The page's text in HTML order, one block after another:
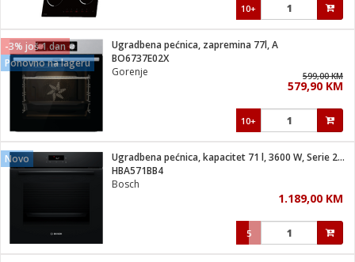
Vitrine
osigurači
2
10+
-3% još 1 dan
Ponovno na lageru
Ugradbena pećnica, zapremina 77l, A
BO6737E02X
Gorenje
599,00 KM
579,90 KM
10+
Novo
Ugradbena pećnica, kapacitet 71 l, 3600 W, Serie 2, A+
HBA571BB4
Bosch
1.189,00 KM
5